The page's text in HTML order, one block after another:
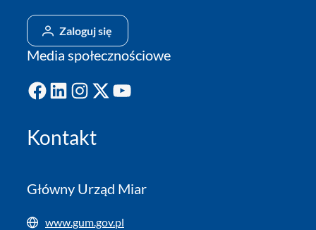
Kontakt
Główny Urząd Miar
www.gum.gov.pl
Zaloguj się
Media społecznościowe
Facebook LinkedIn Instagram X YouTube